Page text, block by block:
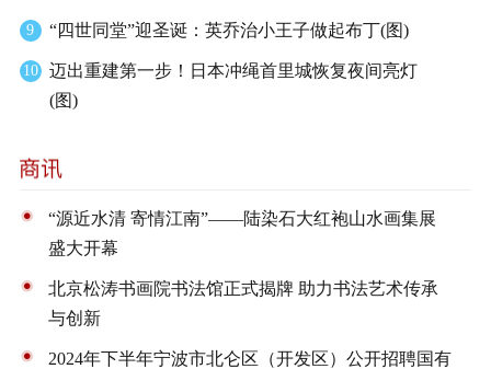
9 “四世同堂”迎圣诞：英乔治小王子做起布丁(图)
10
迈出重建第一步！日本冲绳首里城恢复夜间亮灯
(图)
“源近水清 寄情江南”——陆染石大红袍山水画集展
盛大开幕
北京松涛书画院书法馆正式揭牌 助力书法艺术传承
与创新
2024年下半年宁波市北仑区（开发区）公开招聘国有